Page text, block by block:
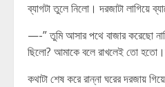
ব্যাগটা তুলে নিলো। দরজাটা লাগিয়ে
—-” তুমি আসার পথে বাজার করেছো
ছিলো? আমাকে বলে রাখলেই তো
কথাটা শেষ করে রান্না ঘরের দরজায়